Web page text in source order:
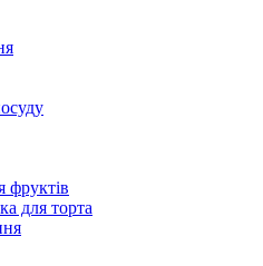
фруктів
для торта